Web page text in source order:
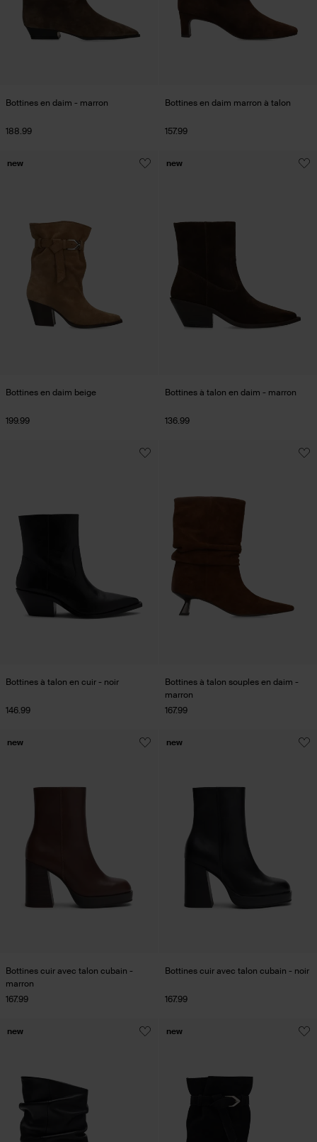
Bottines en daim - marron
188.99
Bottines en daim marron à talon
157.99
Bottines en daim beige
199.99
new
Bottines à talon en daim - marron
136.99
new
Bottines à talon en cuir - noir
146.99
Bottines à talon souples en daim -
marron
167.99
Bottines cuir avec talon cubain -
marron
167.99
new
Bottines cuir avec talon cubain - noir
167.99
new
new new